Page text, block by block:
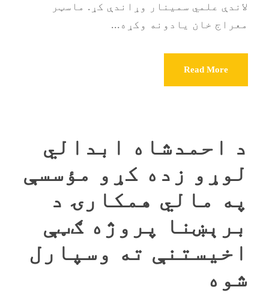
لاندې علمي سمینار وړاندې کړ. ‏‎ماسټر
معراج خان یادونه وکړه...
Read More
د احمدشاه ابدالي
لوړو زده کړو مؤسسې
په مالي همکارۍ د
برېښنا پروژه ګټې
اخیستنې ته وسپارل
شوه